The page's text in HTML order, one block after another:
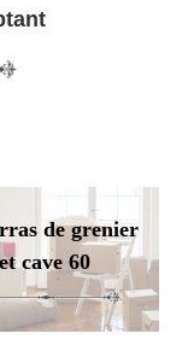
de grenier
et cave 60